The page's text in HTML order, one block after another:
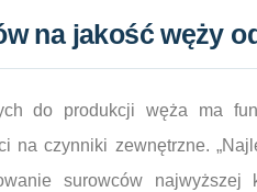
na jakość węży
do produkcji węża ma
na czynniki zewnętrzne.
surowców najwyższej